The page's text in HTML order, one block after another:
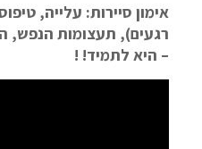
אימון סיירות: עלייה,
רגעים), תעצומות הנפש,
– היא לתמיד! !